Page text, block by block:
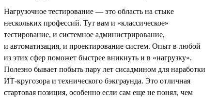
Нагрузочное тестирование — это область на стыке
нескольких профессий. Тут вам и «классическое»
тестирование, и системное администрирование,
и автоматизация, и проектирование систем. Опыт в любой
из этих сфер поможет быстрее вникнуть и в «нагрузку».
Полезно бывает побыть пару лет сисадмином для наработки
ИТ-кругозора и технического бэкграунда. Это отличная
стартовая позиция, особенно если сам еще не понял, чем